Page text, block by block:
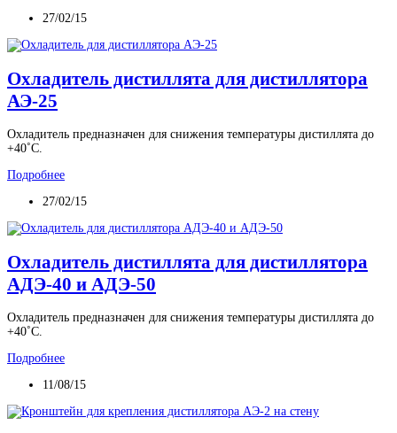
27/02/15
Охладитель дистиллята для дистиллятора
АЭ-25
Охладитель предназначен для снижения температуры дистиллята до
+40˚С.
Подробнее
27/02/15
Охладитель дистиллята для дистиллятора
АДЭ-40 и АДЭ-50
Охладитель предназначен для снижения температуры дистиллята до
+40˚С.
Подробнее
11/08/15